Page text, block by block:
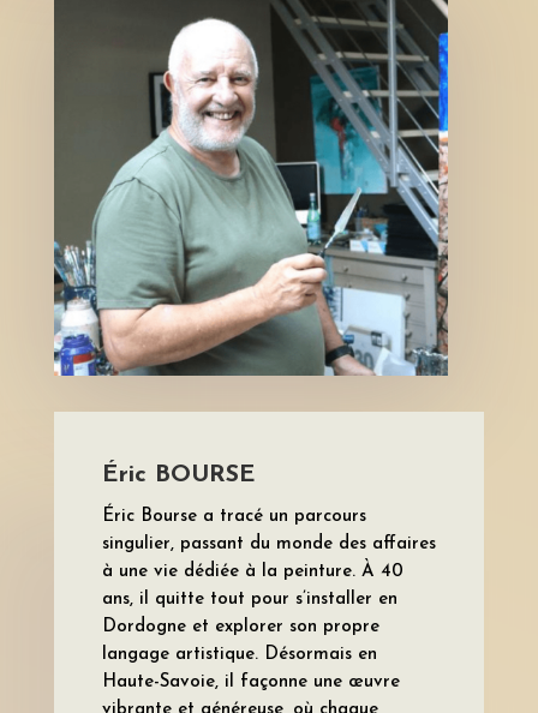
Éric BOURSE
Éric Bourse a tracé un parcours
singulier, passant du monde des affaires
à une vie dédiée à la peinture. À 40
ans, il quitte tout pour s’installer en
Dordogne et explorer son propre
langage artistique. Désormais en
Haute-Savoie, il façonne une œuvre